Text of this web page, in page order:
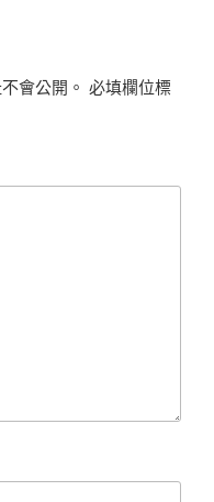
會公開。 必填欄位標